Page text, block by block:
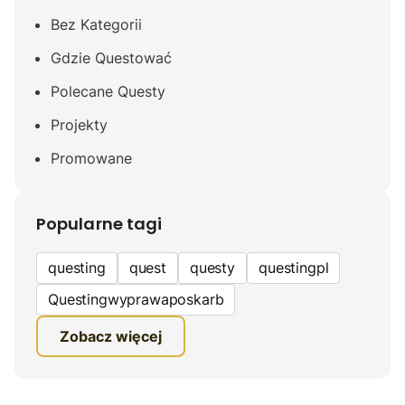
Bez Kategorii
Gdzie Questować
Polecane Questy
Projekty
Promowane
Popularne tagi
questing quest questy
questingpl
Questingwyprawaposkarb
edukacyjna gra terenowa
fundacja questingu
Zobacz więcej